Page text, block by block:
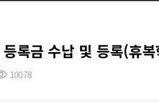
록금 수납 및 등록(휴
10078